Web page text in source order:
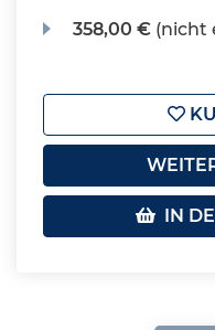
358,00 € (nicht
IN